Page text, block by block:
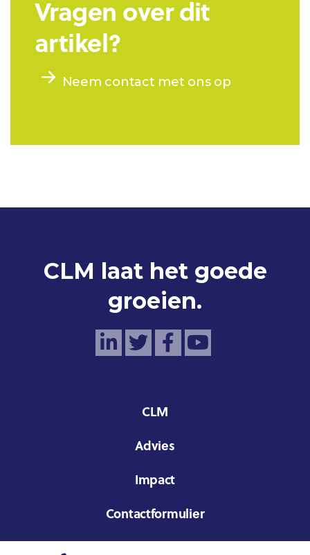
Vragen over dit
artikel?
Neem contact met ons op
CLM laat het goede
groeien.
CLM
Advies
Impact
Contactformulier